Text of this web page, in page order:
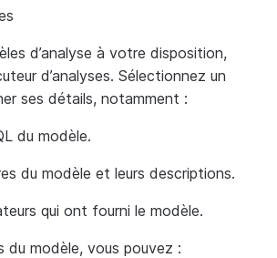
d’analyse à votre disposition,
d’analyses. Sélectionnez un
ses détails, notamment :
du modèle.
du modèle et leurs descriptions.
qui ont fourni le modèle.
du modèle, vous pouvez :